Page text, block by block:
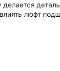
люфт